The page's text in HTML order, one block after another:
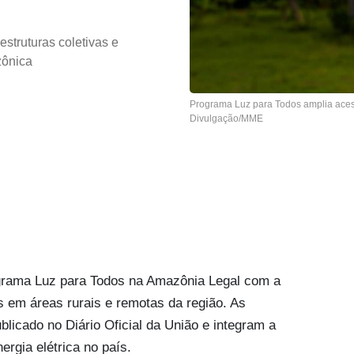
coletivas e
Programa Luz para Todos amplia
Divulgação/MME
Luz para Todos na Amazônia Legal com a
áreas rurais e remotas da região. As
no Diário Oficial da União e integram a
elétrica no país.